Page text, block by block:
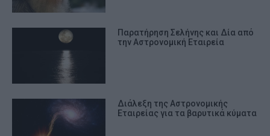
Παρατήρηση Σελήνης και Δία από
την Αστρονομική Εταιρεία
Διάλεξη της Αστρονομικής
Εταιρείας για τα βαρυτικά κύματα